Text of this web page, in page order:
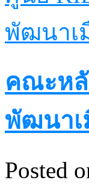
คณะหลั
พัฒนาเ
Posted